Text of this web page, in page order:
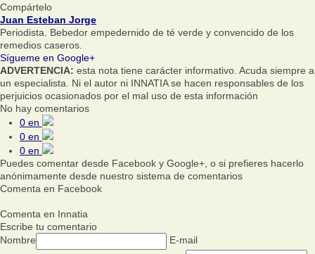
Compártelo
Juan Esteban Jorge
Periodista. Bebedor empedernido de té verde y convencido de los
remedios caseros.
Sígueme en Google+
ADVERTENCIA: esta nota tiene carácter informativo. Acuda siempre a
un especialista. Ni el autor ni INNATIA se hacen responsables de los
perjuicios ocasionados por el mal uso de esta información
No hay comentarios
0 en
0 en
0 en
Puedes comentar desde Facebook y Google+, o si prefieres hacerlo
anónimamente desde nuestro sistema de comentarios
Comenta en Facebook
Comenta en Innatia
Escribe tu comentario
Nombre
E-mail